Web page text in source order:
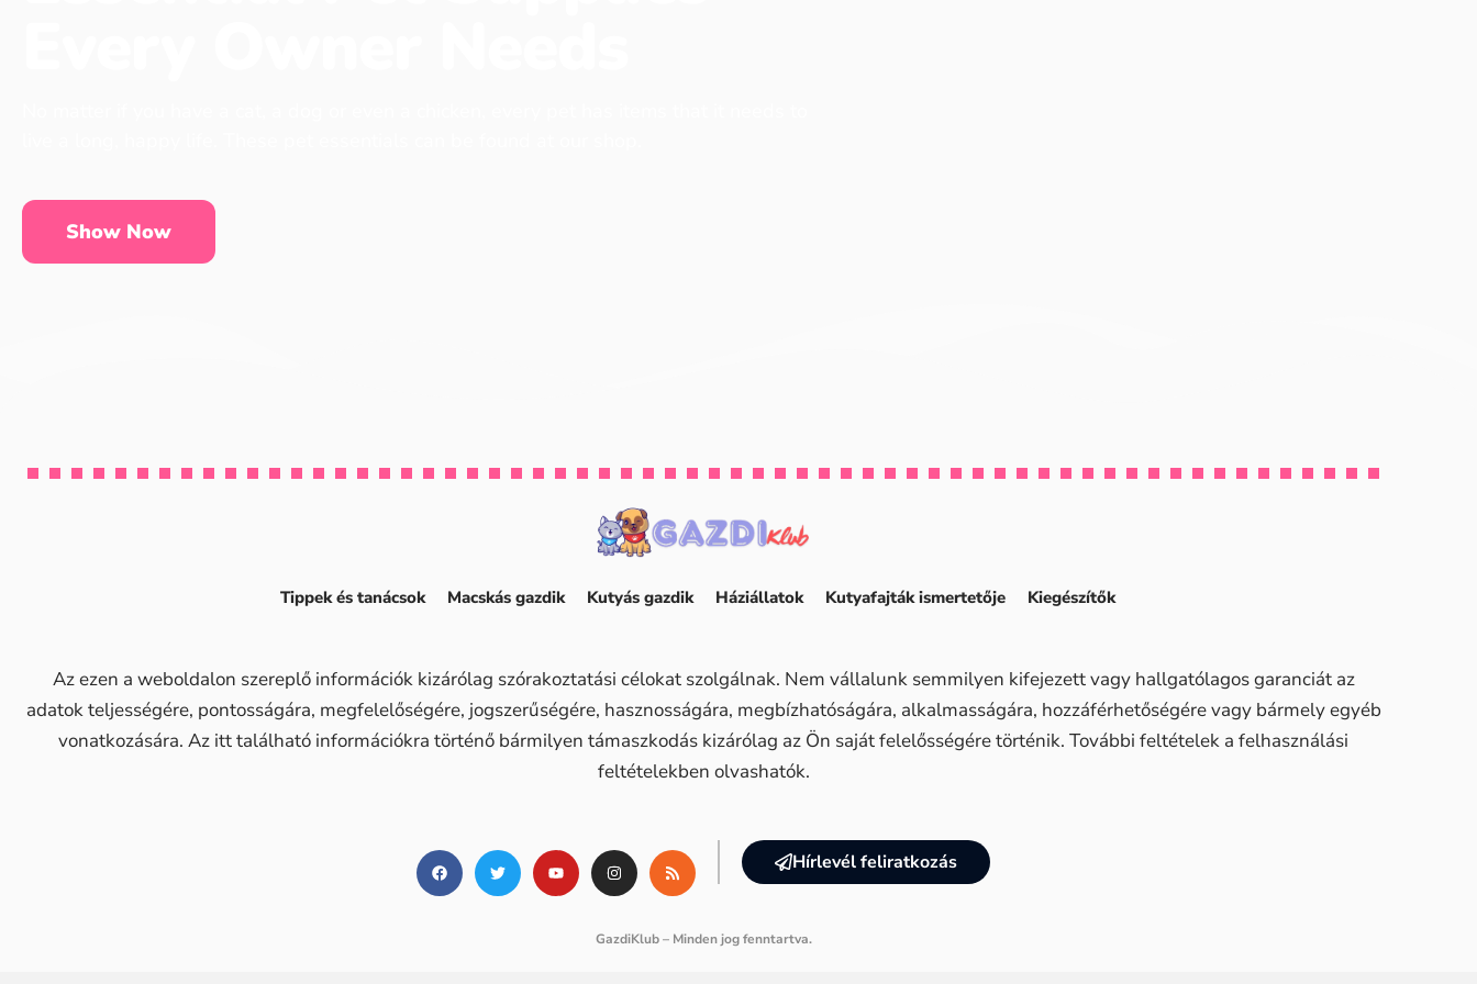
Show Now
Tippek és tanácsok Macskás gazdik Kutyás gazdik Háziállatok Kutyafajták ismertetője Kiegészítők
Az ezen a weboldalon szereplő információk kizárólag szórakoztatási célokat szolgálnak. Nem vállalunk semmilyen kifejezett vagy hallgatólagos garanciát az
adatok teljességére, pontosságára, megfelelőségére, jogszerűségére, hasznosságára, megbízhatóságára, alkalmasságára, hozzáférhetőségére vagy bármely egyéb
vonatkozására. Az itt található információkra történő bármilyen támaszkodás kizárólag az Ön saját felelősségére történik. További feltételek a felhasználási
feltételekben olvashatók.
Hírlevél feliratkozás
GazdiKlub – Minden jog fenntartva.